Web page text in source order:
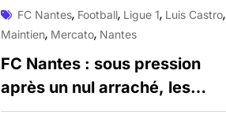
FC Nantes, Football, Ligue 1, Luis Castro,
Maintien, Mercato, Nantes
FC Nantes : sous pression
après un nul arraché, les
Canaris préparent un